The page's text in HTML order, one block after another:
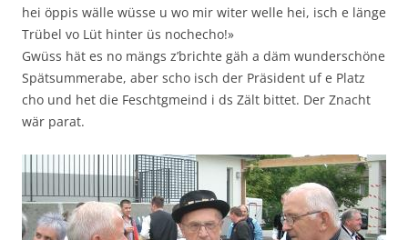
hei öppis wälle wüsse u wo mir witer welle hei, isch e länge
Trübel vo Lüt hinter üs nochecho!»
Gwüss hät es no mängs z’brichte gäh a däm wunderschöne
Spätsummerabe, aber scho isch der Präsident uf e Platz
cho und het die Feschtgmeind i ds Zält bittet. Der Znacht
wär parat.